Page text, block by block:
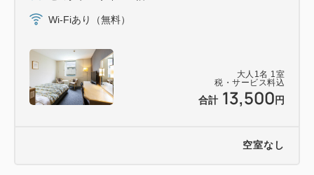
■周辺観光■
・燕市産業資料館（車5分）
・ストックバスターズ／藤次郎（車10分）
・SUWADA OPEN FACTORY 諏訪田製作所（車20
・弥彦神社／弥彦山ロープウェイ／角上魚類 寺泊本
大人 1 名 1 室
税・サービス料込
合計 13,500 円
Wi-Fiあり（無料）
空室なし